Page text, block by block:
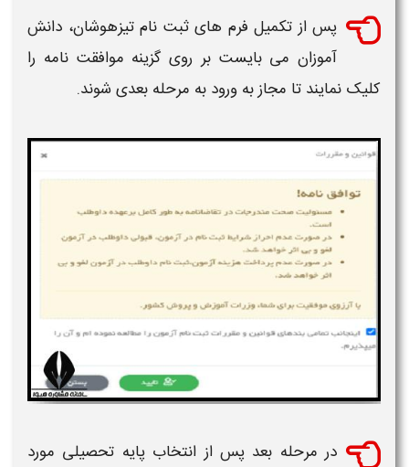
پس از تکمیل فرم هایثبت نام تیزهوشان، دانش
آموزان می بایست بر روی گزینه موافقت نامه را
کلیک نمایند تا مجاز به ورود به مرحله بعدی شوند.
در مرحله بعد پس از انتخاب پایه تحصیلی مورد